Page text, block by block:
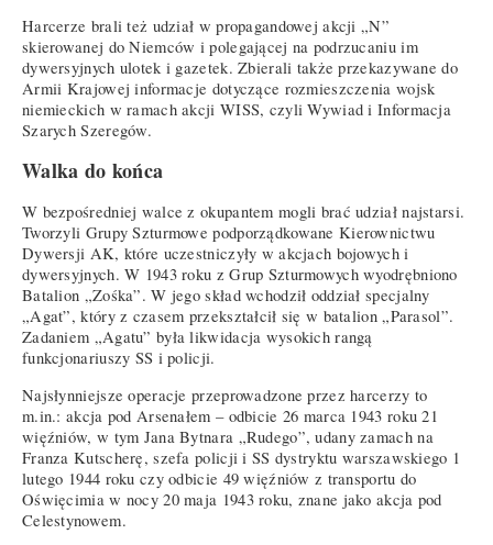
Harcerze brali też udział w propagandowej akcji „N”
skierowanej do Niemców i polegającej na podrzucaniu im
dywersyjnych ulotek i gazetek. Zbierali także przekazywane do
Armii Krajowej informacje dotyczące rozmieszczenia wojsk
niemieckich w ramach akcji WISS, czyli Wywiad i Informacja
Szarych Szeregów.
Walka do końca
W bezpośredniej walce z okupantem mogli brać udział najstarsi.
Tworzyli Grupy Szturmowe podporządkowane Kierownictwu
Dywersji AK, które uczestniczyły w akcjach bojowych i
dywersyjnych. W 1943 roku z Grup Szturmowych wyodrębniono
Batalion „Zośka”. W jego skład wchodził oddział specjalny
„Agat”, który z czasem przekształcił się w batalion „Parasol”.
Zadaniem „Agatu” była likwidacja wysokich rangą
funkcjonariuszy SS i policji.
Najsłynniejsze operacje przeprowadzone przez harcerzy to
m.in.: akcja pod Arsenałem – odbicie 26 marca 1943 roku 21
więźniów, w tym Jana Bytnara „Rudego”, udany zamach na
Franza Kutscherę, szefa policji i SS dystryktu warszawskiego 1
lutego 1944 roku czy odbicie 49 więźniów z transportu do
Oświęcimia w nocy 20 maja 1943 roku, znane jako akcja pod
Celestynowem.